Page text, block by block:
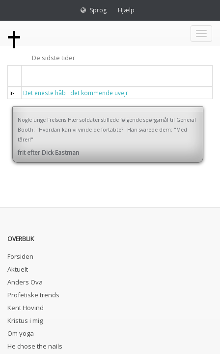
Sprog Hjælp
Toggle
De sidste tider
Det eneste håb i det kommende uvejr
Nogle unge Frelsens Hær soldater stillede følgende spørgsmål til General
Booth: "Hvordan kan vi vinde de fortabte?" Han svarede dem: "Med
tårer!"
frit efter Dick Eastman
OVERBLIK
Forsiden
Aktuelt
Anders Ova
Profetiske trends
Kent Hovind
Kristus i mig
Om yoga
He chose the nails